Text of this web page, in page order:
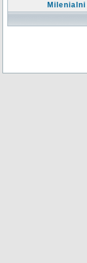
Milenialni